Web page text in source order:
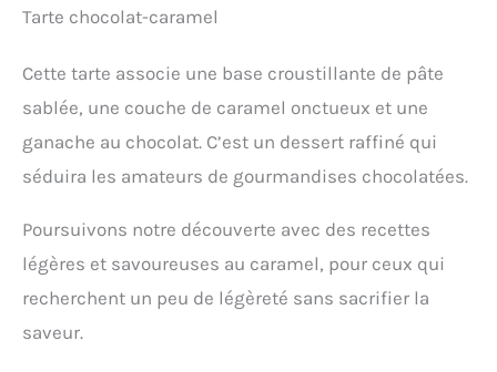
Tarte chocolat-caramel
Cette tarte associe une base croustillante de pâte
sablée, une couche de caramel onctueux et une
ganache au chocolat. C’est un dessert raffiné qui
séduira les amateurs de gourmandises chocolatées.
Poursuivons notre découverte avec des recettes
légères et savoureuses au caramel, pour ceux qui
recherchent un peu de légèreté sans sacrifier la
saveur.